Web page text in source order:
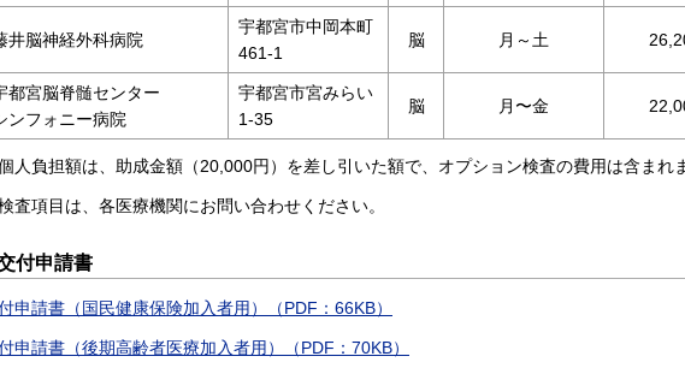
井脳神経外科病院
宇都宮市中岡本町
461-1
脳 月～土
都宮脳脊髄センター
ンフォニー病院
宇都宮市宮みらい
1-35
脳 月〜金
人負担額は、助成金額（20,000円）を差し引いた額で、オプション検査の費用は含まれ
査項目は、各医療機関にお問い合わせください。
付申請書
申請書（国民健康保険加入者用）（PDF：66KB）
申請書（後期高齢者医療加入者用）（PDF：70KB）